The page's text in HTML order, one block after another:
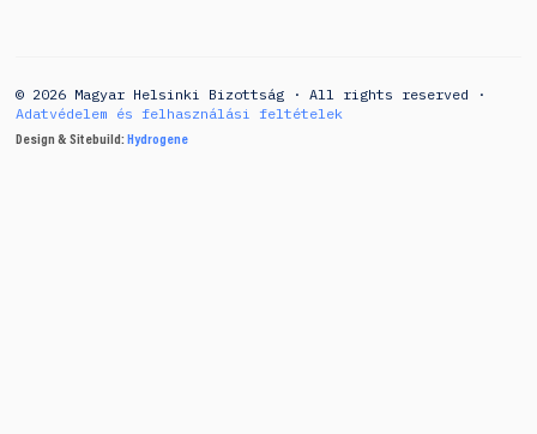
© 2026 Magyar Helsinki Bizottság · All rights reserved ·
Adatvédelem és felhasználási feltételek
Design & Sitebuild: Hydrogene